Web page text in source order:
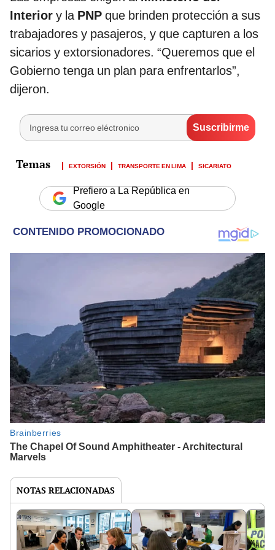
Interior y la PNP que brinden protección a sus
trabajadores y pasajeros, y que capturen a los
sicarios y extorsionadores. “Queremos que el
Gobierno tenga un plan para enfrentarlos”,
dijeron.
EXTORSIÓN TRANSPORTE EN LIMA SICARIATO
Prefiero a La República en
Google
NOTAS RELACIONADAS